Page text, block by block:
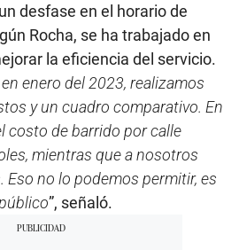
desfase en el horario de
Rocha, se ha trabajado en
la eficiencia del servicio.
enero del 2023, realizamos
y un cuadro comparativo. En
costo de barrido por calle
mientras que a nosotros
Eso no lo podemos permitir, es
”, señaló.